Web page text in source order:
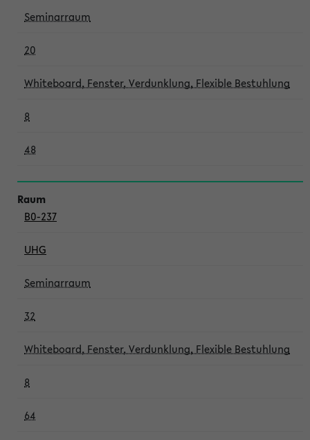
Seminarraum
20
Whiteboard, Fenster, Verdunklung, Flexible Bestuhlung
8
48
B0-237
UHG
Seminarraum
32
Whiteboard, Fenster, Verdunklung, Flexible Bestuhlung
8
64